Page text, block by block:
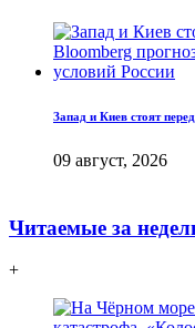
Запад и Киев стоят
09 август, 2026
Читаемые за
+